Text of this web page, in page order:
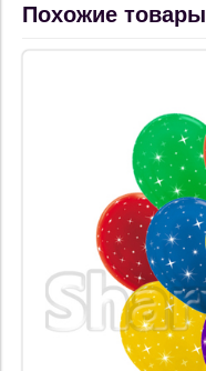
Похожие товары